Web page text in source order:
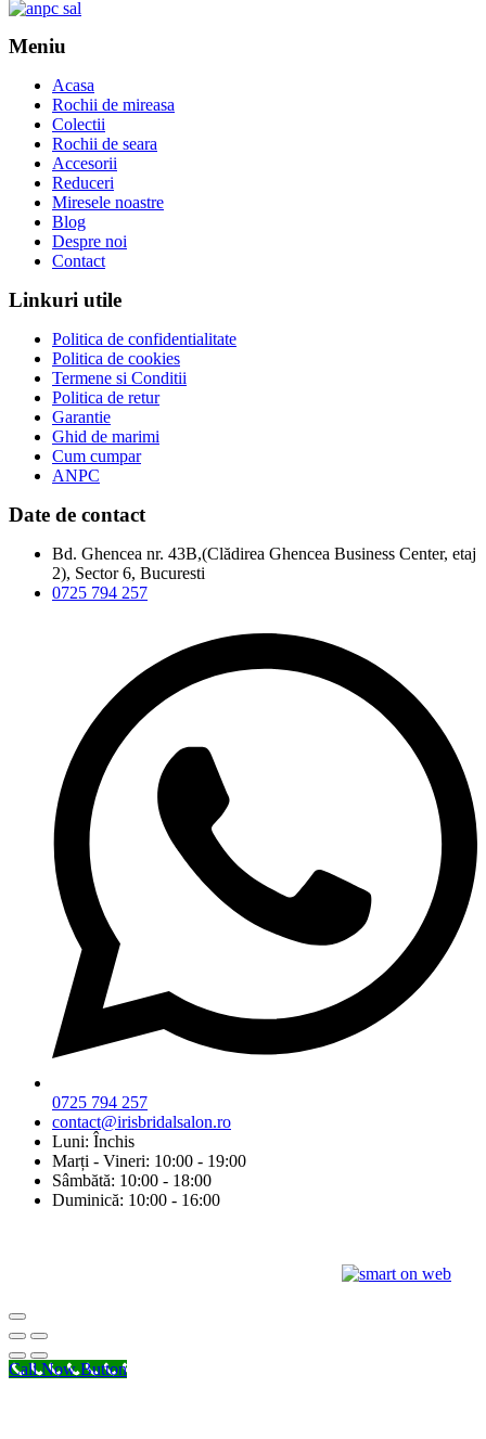
Meniu
Acasa
Rochii de mireasa
Colectii
Rochii de seara
Accesorii
Reduceri
Miresele noastre
Blog
Despre noi
Contact
Linkuri utile
Politica de confidentialitate
Politica de cookies
Termene si Conditii
Politica de retur
Garantie
Ghid de marimi
Cum cumpar
ANPC
Date de contact
Bd. Ghencea nr. 43B,(Clădirea Ghencea Business Center, etaj
2), Sector 6, Bucuresti
0725 794 257
0725 794 257
contact@irisbridalsalon.ro
Luni: Închis
Marți - Vineri: 10:00 - 19:00
Sâmbătă: 10:00 - 18:00
Duminică: 10:00 - 16:00
Call Now Button